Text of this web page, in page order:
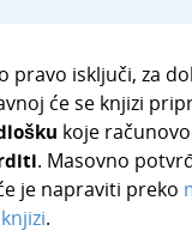
pravo isključi, za
će se knjizi
koje
. Masovno
je napraviti preko
.